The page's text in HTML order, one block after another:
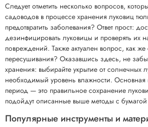
Следует отметить несколько вопросов,
садоводов в процессе хранения луковиц
предотвратить заболевания? Ответ прост:
дезинфицировать луковицы и проверять их
повреждений. Также актуален вопрос, как
пересушивания? Оказавшись здесь, не
хранения: выбирайте укрытие от солнечных
необходимый уровень влажности.
период — это правильное сохранение
подойдут описанные выше методы с
Популярные инструменты и